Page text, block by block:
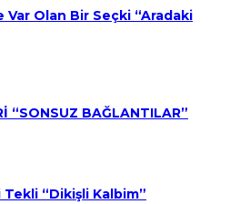
Var Olan Bir Seçki “Aradaki
“SONSUZ BAĞLANTILAR”
“Dikişli Kalbim”